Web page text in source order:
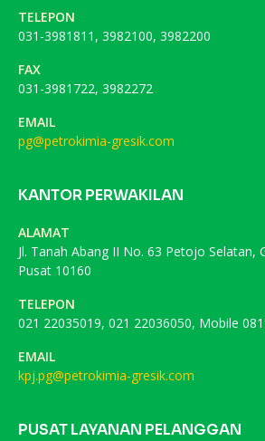
TELEPON
031-3981811, 3982100, 3982200
FAX
031-3981722, 3982272
EMAIL
pg@petrokimia-gresik.com
KANTOR PERWAKILAN
ALAMAT
Jl. Tanah Abang II No. 63 Petojo Selatan,
Pusat 10160
TELEPON
021 22035019, 021 22036050, Mobile
EMAIL
kpj.pg@petrokimia-gresik.com
PUSAT LAYANAN PELANGGAN